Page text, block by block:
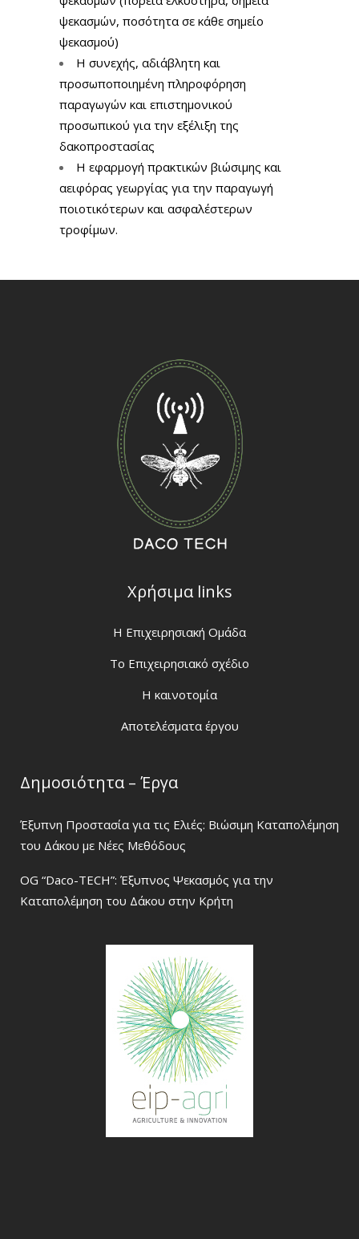
ψεκασμών, ποσότητα σε κάθε σημείο
ψεκασμού)
Η συνεχής, αδιάβλητη και
προσωποποιημένη πληροφόρηση
παραγωγών και επιστημονικού
προσωπικού για την εξέλιξη της
δακοπροστασίας
Η εφαρμογή πρακτικών βιώσιμης και
αειφόρας γεωργίας για την παραγωγή
ποιοτικότερων και ασφαλέστερων
τροφίμων.
Χρήσιμα links
H Eπιχειρησιακή Ομάδα
Το Επιχειρησιακό σχέδιο
Η καινοτομία
Αποτελέσματα έργου
Δημοσιότητα – Έργα
Έξυπνη Προστασία για τις Ελιές: Βιώσιμη Καταπολέμηση
του Δάκου με Νέες Μεθόδους
OG “Daco-TECH”: Έξυπνος Ψεκασμός για την
Καταπολέμηση του Δάκου στην Κρήτη